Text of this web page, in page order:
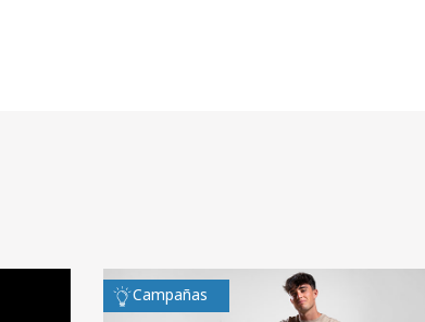
Campañas